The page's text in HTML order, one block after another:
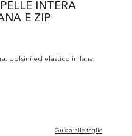
INTERA
E ZIP
polsini ed elastico in lana,
Guida alle taglie